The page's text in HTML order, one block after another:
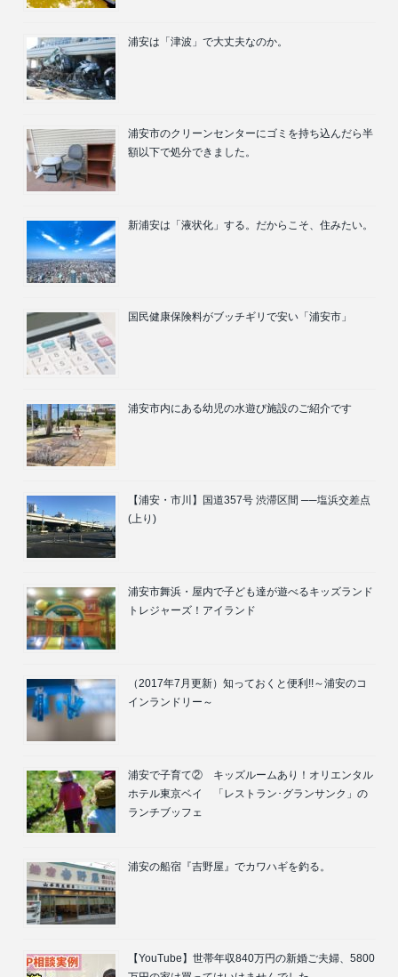
浦安は「津波」で大丈夫なのか。
浦安市のクリーンセンターにゴミを持ち込んだら半
額以下で処分できました。
新浦安は「液状化」する。だからこそ、住みたい。
国民健康保険料がブッチギリで安い「浦安市」
浦安市内にある幼児の水遊び施設のご紹介です
【浦安・市川】国道357号 渋滞区間 ──塩浜交差点
(上り)
浦安市舞浜・屋内で子ども達が遊べるキッズランド
トレジャーズ！アイランド
（2017年7月更新）知っておくと便利!!～浦安のコ
インランドリー～
浦安で子育て② キッズルームあり！オリエンタル
ホテル東京ベイ 「レストラン･グランサンク」の
ランチブッフェ
浦安の船宿『吉野屋』でカワハギを釣る。
【YouTube】世帯年収840万円の新婚ご夫婦、5800